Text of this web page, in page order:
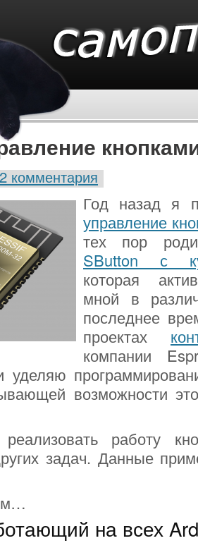
2 комментария
Год назад я
управление
тех пор
SButton с
которая
мной в
последнее
проектах
компании
уделяю
возможности
работу
задач. Данные
на всех